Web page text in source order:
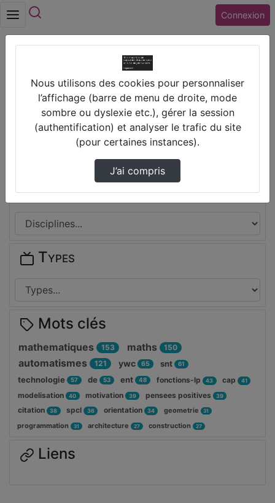
Connexion
Lycée JEAN LURCAT (45) FLEURY LES
AUBRAIS
Thèmes de Lycée JEAN LURCAT
Disciplines
Types
Mots clés
mathematiques 153 maths 150
automatismes 121 ywc 65 snt 61
technologie 57 de 53 ent 48 fonctions-lp 43 cap 41
modelisation 40 motivation 39 pensees positives 39
citation 38 spcl 36 orientation 34 geometrie 31
programmation 31 architecture 27 construction 27
Liens
Nous utilisons des cookies pour personnaliser
l’affichage (barre de menu de droite, mode
sombre ou dyslexie etc.), gérer la session
(authentification) et analyser le trafic du site
(pour certaines instances).
J’ai compris